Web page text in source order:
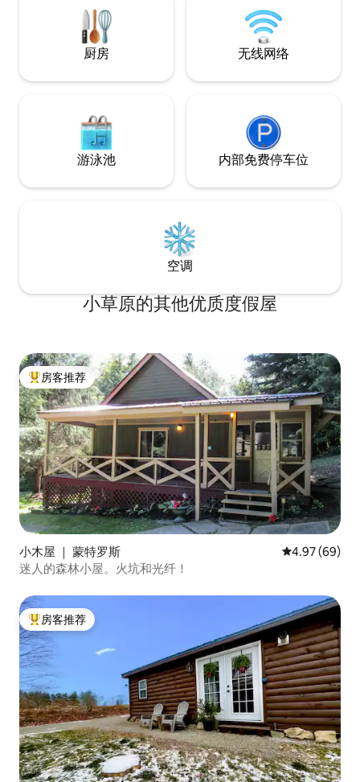
斯格伦（Watkins Glen）的自然步道/瀑
布，或欣赏康宁玻璃厂（Corning
Glassworks）的艺术品
径，占地超过250
至宾夕法尼亚州！
厨房 无线网络
游泳池 内部免费停车位
空调
小草原的其他优质度假屋
热门「房客推荐」
房客推荐
小木屋 ｜ 蒙特罗斯 平均评分 4.97
4.97 (69)
迷人的森林小屋。火坑和光纤！
热门「房客推荐」
房客推荐